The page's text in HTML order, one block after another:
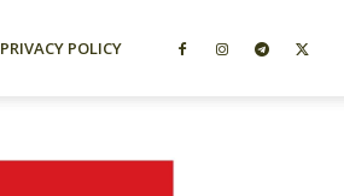
PRIVACY POLICY